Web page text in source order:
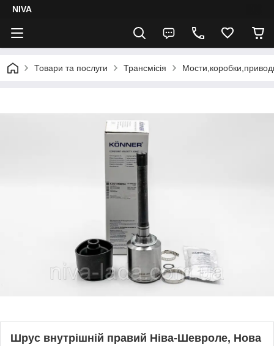
NIVA
Товари та послуги Трансмісія
Шрус внутрішній правий Ніва-Шевроле, Нова